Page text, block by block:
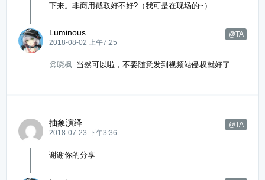
下来。非商用截取好不好?（我可是在现场的~）
Luminous
@TA
2018-08-02 上午7:25
@晓枫 当然可以啦，不要随意发到视频站侵权就好了
抽象演绎
@TA
2018-07-23 下午3:36
谢谢你的分享